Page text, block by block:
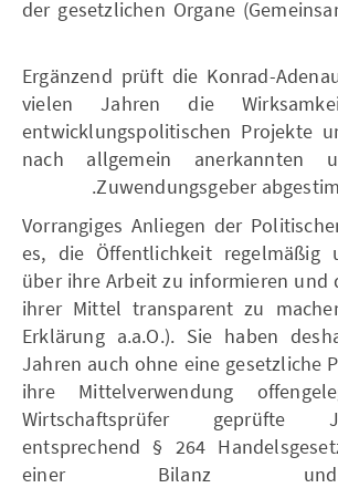
der gesetzlichen Organe
Ergänzend prüft die Konrad-
vielen Jahren die
entwicklungspolitischen Projekte
nach allgemein anerkannten
Zuwendungsgeber
Vorrangiges Anliegen der
es, die Öffentlichkeit regelmäßig
über ihre Arbeit zu informieren und
ihrer Mittel transparent zu
Erklärung a.a.O.). Sie haben
Jahren auch ohne eine gesetzliche
ihre Mittelverwendung
Wirtschaftsprüfer geprüfte
entsprechend § 264
einer Bilanz